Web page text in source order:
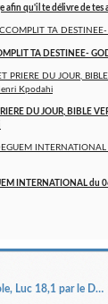
afin qu'il te délivre de
TA DESTINEE-
DU JOUR, BIBLE
INTERNATIONAL
Un instant dans la Parole, Luc 18,1 par le Dr Pasteur Henri Kpodahi